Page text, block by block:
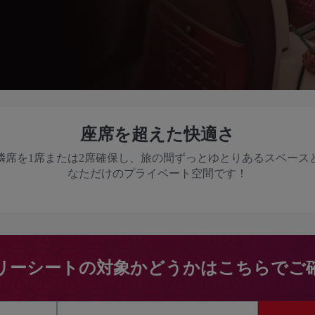
座席を超えた快適さ
を1席または2席確保し、旅の間ずっとゆとりあるスペー
なただけのプライベート空間です！
ーシートの対象かどうかはこちらでご